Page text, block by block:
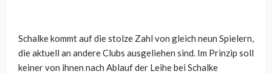
Schalke kommt auf die stolze Zahl von gleich neun Spielern,
die aktuell an andere Clubs ausgeliehen sind. Im Prinzip soll
keiner von ihnen nach Ablauf der Leihe bei Schalke